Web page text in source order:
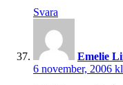
Svara
Emelie
6 november, 2006